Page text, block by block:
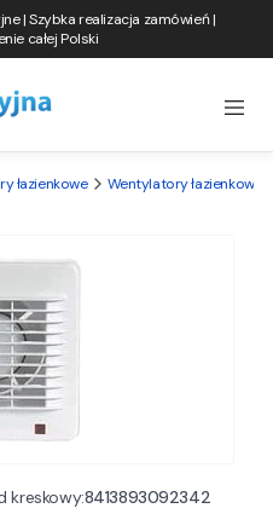
| Szybka realizacja zamówień |
całej Polski
łazienkowe Wentylatory łazienkowe
kreskowy:8413893092342